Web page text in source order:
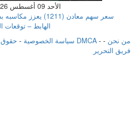
الأحد 09 أغسطس 2026 06:38 صباحاً
سعر سهم معادن (1211)
الهابط – توقعات اليوم –
سياسة الخصوصية - حقوق الملكية الفكرية DMCA - من نحن -
فريق التحرير